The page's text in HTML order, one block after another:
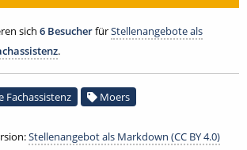
sich 6 BesucherfürStellenangebote als
.
Fachassistenz Moers
Stellenangebot als Markdown (CC BY 4.0)